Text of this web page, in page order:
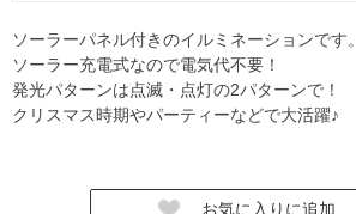
ソーラーパネル付きのイルミネーションです。
ソーラー充電式なので電気代不要！
発光パターンは点滅・点灯の2パターンで！
クリスマス時期やパーティーなどで大活躍♪